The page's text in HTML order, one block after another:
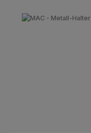
Bildergalerie überspringen